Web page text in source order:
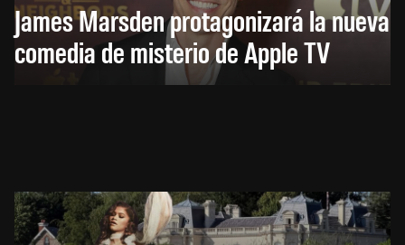
James Marsden protagonizará la nueva
comedia de misterio de Apple TV